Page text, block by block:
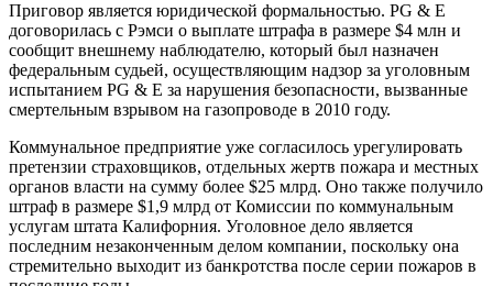
Приговор является юридической формальностью. PG & E
договорилась с Рэмси о выплате штрафа в размере $4 млн и
сообщит внешнему наблюдателю, который был назначен
федеральным судьей, осуществляющим надзор за уголовным
испытанием PG & E за нарушения безопасности, вызванные
смертельным взрывом на газопроводе в 2010 году.
Коммунальное предприятие уже согласилось урегулировать
претензии страховщиков, отдельных жертв пожара и местных
органов власти на сумму более $25 млрд. Оно также получило
штраф в размере $1,9 млрд от Комиссии по коммунальным
услугам штата Калифорния. Уголовное дело является
последним незаконченным делом компании, поскольку она
стремительно выходит из банкротства после серии пожаров в